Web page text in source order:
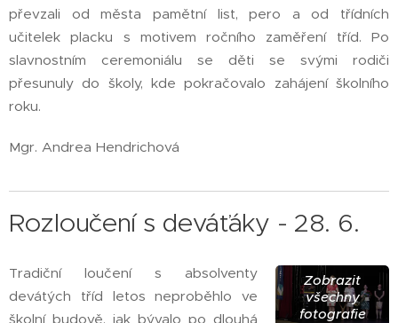
převzali od města pamětní list, pero a od třídních
učitelek placku s motivem ročního zaměření tříd. Po
slavnostním ceremoniálu se děti se svými rodiči
přesunuly do školy, kde pokračovalo zahájení školního
roku.
Mgr. Andrea Hendrichová
Rozloučení s deváťáky - 28. 6.
Zobrazit
všechny
fotografie
Tradiční loučení s absolventy
devátých tříd letos neproběhlo ve
školní budově, jak bývalo po dlouhá